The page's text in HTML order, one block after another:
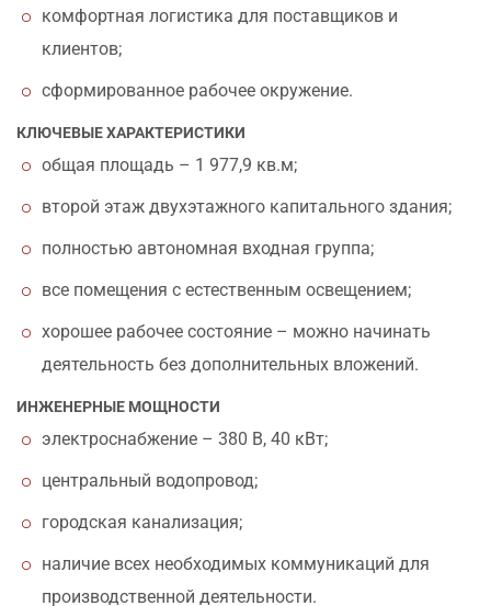
комфортная логистика для поставщиков и
клиентов;
сформированное рабочее окружение.
КЛЮЧЕВЫЕ ХАРАКТЕРИСТИКИ
общая площадь – 1 977,9 кв.м;
второй этаж двухэтажного капитального здания;
полностью автономная входная группа;
все помещения с естественным освещением;
хорошее рабочее состояние – можно начинать
деятельность без дополнительных вложений.
ИНЖЕНЕРНЫЕ МОЩНОСТИ
электроснабжение – 380 В, 40 кВт;
центральный водопровод;
городская канализация;
наличие всех необходимых коммуникаций для
производственной деятельности.